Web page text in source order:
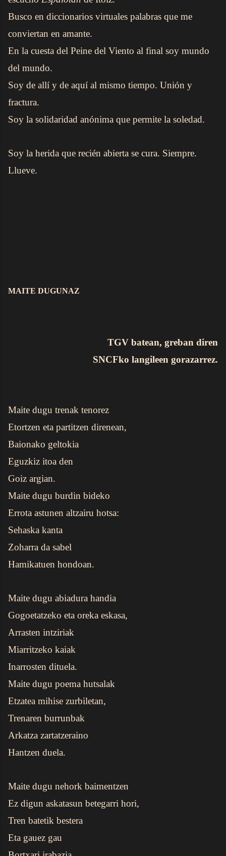
Busco en diccionarios virtuales palabras que me
conviertan en amante.
En la cuesta del Peine del Viento al final soy mundo
del mundo.
Soy de allí y de aquí al mismo tiempo. Unión y
fractura.
Soy la solidaridad anónima que permite la soledad.
Soy la herida que recién abierta se cura. Siempre.
Llueve.
MAITE DUGUNAZ
TGV batean, greban diren
SNCFko langileen gorazarrez.
Maite dugu trenak tenorez
Etortzen eta partitzen direnean,
Baionako geltokia
Eguzkiz itoa den
Goiz argian.
Maite dugu burdin bideko
Errota astunen altzairu hotsa:
Sehaska kanta
Zoharra da sabel
Hamikatuen hondoan.
Maite dugu abiadura handia
Gogoetatzeko eta oreka eskasa,
Arrasten intziriak
Miarritzeko kaiak
Inarrosten dituela.
Maite dugu poema hutsalak
Etzatea mihise zurbiletan,
Trenaren burrunbak
Arkatza zartatzeraino
Hantzen duela.
Maite dugu nehork baimentzen
Ez digun askatasun betegarri hori,
Tren batetik bestera
Eta gauez gau